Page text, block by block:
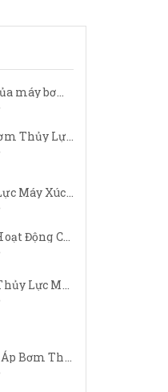
Hoạt động của máy bơm cánh gạt Rexroth
Lựa Chọn Bơm Thủy Lực Komatsu Đúng
Bơm Thủy Lực Máy Xúc Komatsu Bị Hỏng: Nguyên Nhân Và Cách Khắc Phục
Nguyên Lý Hoạt Động Của Bơm Thủy Lực Komatsu